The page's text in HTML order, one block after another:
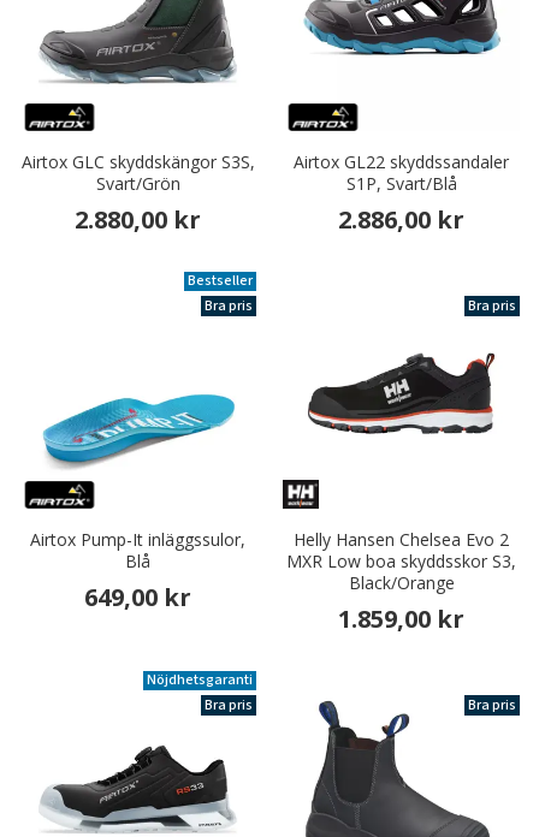
Airtox GLC skyddskängor S3S,
Svart/Grön
2.880,00 kr
Airtox GL22 skyddssandaler
S1P, Svart/Blå
2.886,00 kr
Bestseller
Bra pris
Airtox Pump-It inläggssulor,
Blå
649,00 kr
Bra pris
Helly Hansen Chelsea Evo 2
MXR Low boa skyddsskor S3,
Black/Orange
1.859,00 kr
Nöjdhetsgaranti
Bra pris
Bra pris